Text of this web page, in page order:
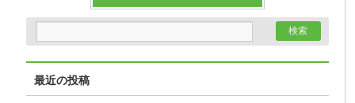
最近の投稿